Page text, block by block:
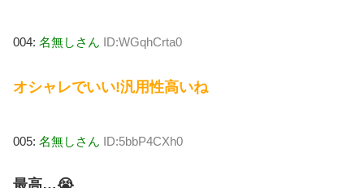
004: 名無しさん ID:WGqhCrta0
オシャレでいい!汎用性高いね
005: 名無しさん ID:5bbP4CXh0
最高…😭